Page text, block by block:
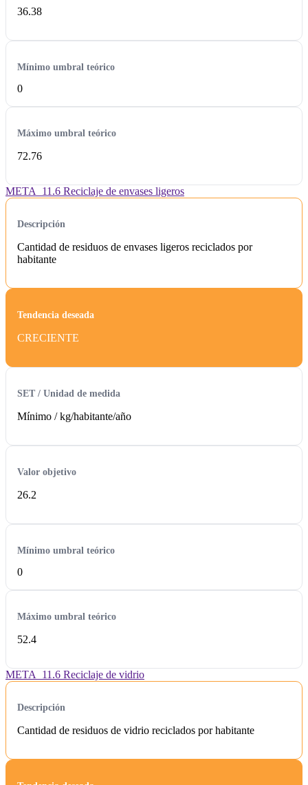
36.38
Mínimo umbral teórico
0
Máximo umbral teórico
72.76
META_11.6 Reciclaje de envases ligeros
Descripción
Cantidad de residuos de envases ligeros reciclados por
habitante
Tendencia deseada
CRECIENTE
SET / Unidad de medida
Mínimo /kg/habitante/año
Valor objetivo
26.2
Mínimo umbral teórico
0
Máximo umbral teórico
52.4
META_11.6 Reciclaje de vidrio
Descripción
Cantidad de residuos de vidrio reciclados por habitante